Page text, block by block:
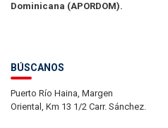
Dominicana (APORDOM).
BÚSCANOS
Puerto Río Haina, Margen
Oriental, Km 13 1/2 Carr. Sánchez.